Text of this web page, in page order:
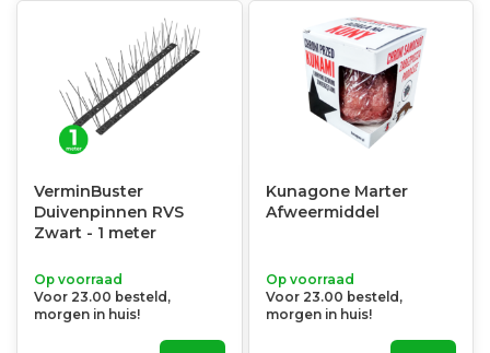
VerminBuster
Duivenpinnen RVS
Zwart - 1 meter
Op voorraad
Voor 23.00 besteld,
morgen in huis!
Kunagone Marter
Afweermiddel
Op voorraad
Voor 23.00 besteld,
morgen in huis!